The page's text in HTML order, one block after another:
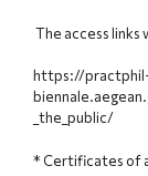
The access links
https://
_the_public/
* Certificates of